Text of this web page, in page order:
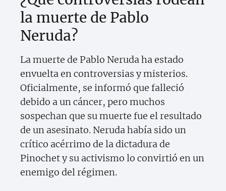
la muerte de Pablo
Neruda?
La muerte de Pablo Neruda ha estado
envuelta en controversias y misterios.
Oficialmente, se informó que falleció
debido a un cáncer, pero muchos
sospechan que su muerte fue el resultado
de un asesinato. Neruda había sido un
crítico acérrimo de la dictadura de
Pinochet y su activismo lo convirtió en un
enemigo del régimen.